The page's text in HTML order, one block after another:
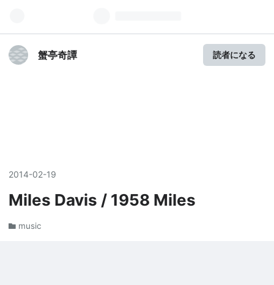
蟹亭奇譚 読者になる
2014-02-19
Miles Davis / 1958 Miles
music